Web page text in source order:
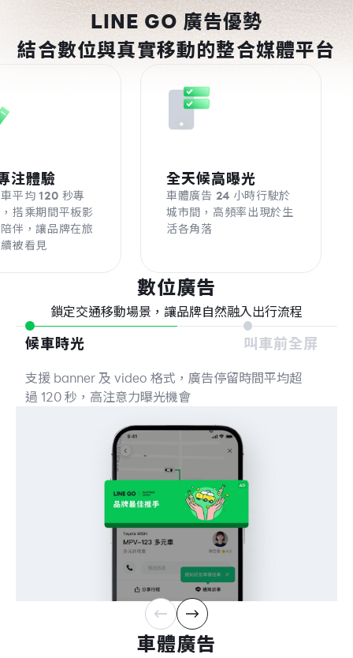
LINE GO 廣告優勢
結合數位與真實移動的整合媒體平台
注體​驗
平均​ 120 ​秒專
搭​乘期​間平板影
伴，​讓品牌​在​旅
被​看見​
​全天​候​高曝光
車體​廣告​ 24 ​小​時行​駛於​
城市間，​高頻率​出現​於​生
活​各​角落
數位廣告
鎖定​交通​移動​場景，​讓品牌​自然​融入​出行​流程
候車時光 叫車前全屏
支援 banner 及 video 格式，廣告停留時間平均超
過 120 秒，高注意力曝光機會
車體​廣告​